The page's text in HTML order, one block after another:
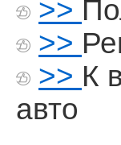
>>
>>
>> К
авто